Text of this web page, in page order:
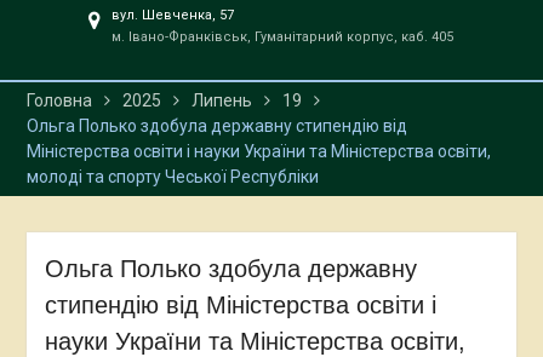
вул. Шевченка, 57
м. Івано-Франківськ, Гуманітарний корпус, каб. 405
Головна 2025 Липень
19
Ольга Полько здобула державну стипендію від
Міністерства освіти і науки України та Міністерства освіти,
молоді та спорту Чеської Республіки
Ольга Полько здобула державну
стипендію від Міністерства освіти і
науки України та Міністерства освіти,